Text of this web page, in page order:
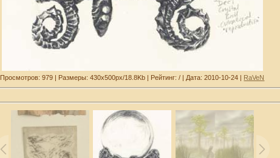
Просмотров: 979 | Размеры: 430x500px/18.8Kb | Рейтинг: / | Дата: 2010-10-24 | RaVeN